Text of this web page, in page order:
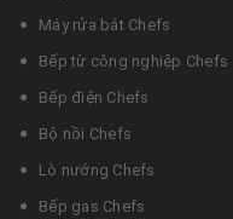
Máy rửa bát Chefs
Bếp từ công nghiệp Chefs
Bếp điện Chefs
Bộ nồi Chefs
Lò nướng Chefs
Bếp gas Chefs